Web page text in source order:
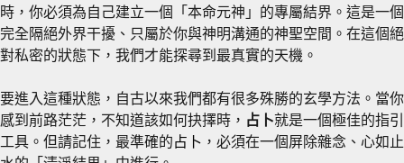
時，你必須為自己建立一個「本命元神」的專屬結界。這是一個
完全隔絕外界干擾、只屬於你與神明溝通的神聖空間。在這個絕
對私密的狀態下，我們才能探尋到最真實的天機。
要進入這種狀態，自古以來我們都有很多殊勝的玄學方法。當你
感到前路茫茫，不知道該如何抉擇時， 占卜就是一個極佳的指引
工具。但請記住，最準確的占卜 ，必須在一個屏除雜念、心如止